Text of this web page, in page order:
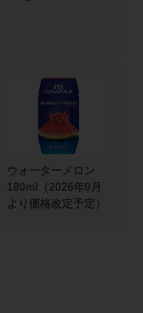
ウォーターメロン
180ml（2026年9月
より価格改定予定）